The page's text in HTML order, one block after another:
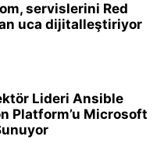
servislerini Red
uca dijitalleştiriyor
Lideri Ansible
Platform’u Microsoft